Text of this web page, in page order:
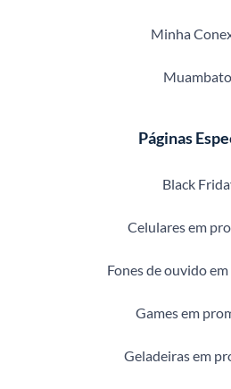
Minha
Páginas
Black
Celulares em
Fones de ouvido
Games em
Geladeiras em